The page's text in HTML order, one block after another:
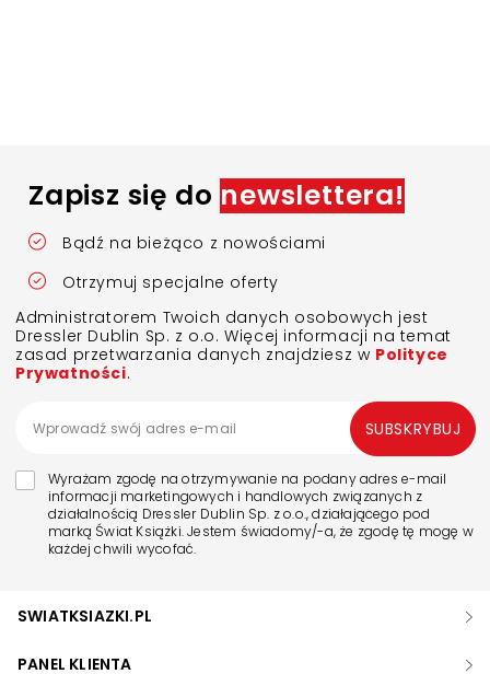
Zapisz się do newslettera!
Bądź na bieżąco z nowościami
Otrzymuj specjalne oferty
Administratorem Twoich danych osobowych jest
Dressler Dublin Sp. z o.o. Więcej informacji na temat
zasad przetwarzania danych znajdziesz w Polityce
Prywatności.
Wyrażam zgodę na otrzymywanie na podany adres e-mail
informacji marketingowych i handlowych związanych z
działalnością Dressler Dublin Sp. z o.o., działającego pod
marką Świat Książki. Jestem świadomy/-a, że zgodę tę mogę w
każdej chwili wycofać.
SUBSKRYBUJ
SWIATKSIAZKI.PL
PANEL KLIENTA